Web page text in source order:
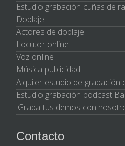
Estudio grabación cuñas de
Doblaje
Actores de doblaje
Locutor online
Voz online
Música publicidad
Alquiler estudio de grabación
Estudio grabación podcast
¡Graba tus demos con
Contacto